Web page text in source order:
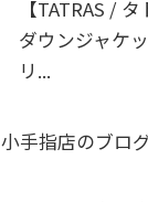
【TATRAS /
ダウンジャケ
リ...
小手指店のブロ